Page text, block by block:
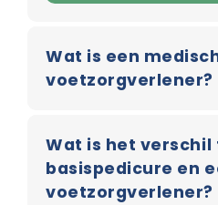
Wat is een
voetzorgverlener?
Wat is het verschil
basispedicure en
voetzorgverlener?